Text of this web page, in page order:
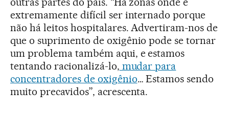
extremamente difícil ser internado porque
não há leitos hospitalares. Advertiram-nos de
que o suprimento de oxigênio pode se tornar
um problema também aqui, e estamos
tentando racionalizá-lo, mudar para
concentradores de oxigênio… Estamos sendo
muito precavidos”, acrescenta.